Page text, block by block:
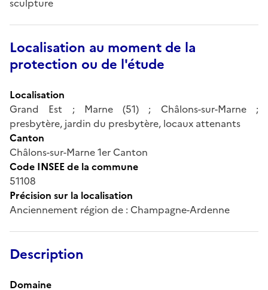
Localisation au moment de la
protection ou de l'étude
Localisation
Grand Est ; Marne (51) ; Châlons-sur-Marne ;
presbytère, jardin du presbytère, locaux attenants
Canton
Châlons-sur-Marne 1er Canton
Code INSEE de la commune
51108
Précision sur la localisation
Anciennement région de : Champagne-Ardenne
Description
Domaine